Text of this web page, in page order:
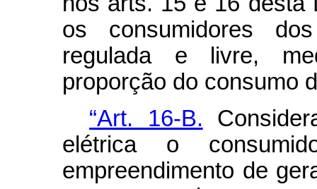
os consumidores
regulada e livre,
proporção do consumo
“Art. 16-B.
elétrica o
empreendimento de